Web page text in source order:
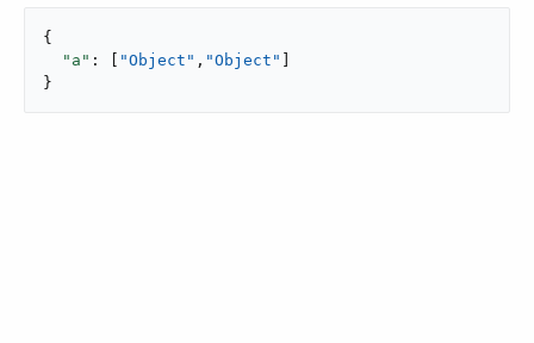
{
"a" : [ "Object" , "Object"
}